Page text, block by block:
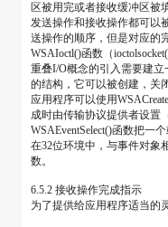
区被用完或者接收缓冲区被
发送操作和接收操作都可以
送操作的顺序，但是对应的
WSAIoctl()函数（
重叠I/O概念的引入需要建立
的结构，它可以被创建，关
应用程序可以使用
成时由传输协议提供者设置
WSAEventSelect()函数把一
在32位环境中，与事件对象
数。
6.5.2 接收操作完成指示
为了提供给应用程序适当的